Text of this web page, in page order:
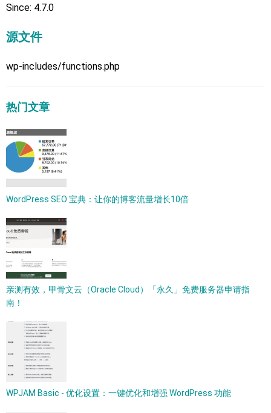
Since: 4.7.0
源文件
wp-includes/functions.php
热门文章
WordPress SEO 宝典：让你的博客流量增长10倍
亲测有效，甲骨文云（Oracle Cloud）「永久」免费服务器申请指
南！
WPJAM Basic - 优化设置：一键优化和增强 WordPress 功能